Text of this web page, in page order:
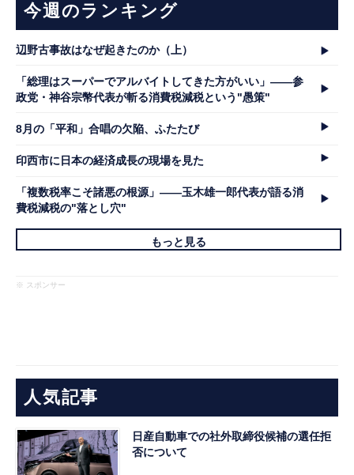
今週のランキング
辺野古事故はなぜ起きたのか（上）
「総理はスーパーでアルバイトしてきた方がいい」――参
政党・神谷宗幣代表が斬る消費税減税という"愚策"
8月の「平和」合唱の欠陥、ふたたび
印西市に日本の経済成長の現場を見た
「複数税率こそ諸悪の根源」――玉木雄一郎代表が語る消
費税減税の"落とし穴"
もっと見る
※ スポンサー
人気記事
日産自動車での社外取締役候補の選任拒
否について